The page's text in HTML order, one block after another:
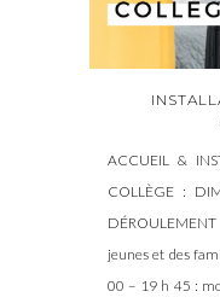
ACCUEIL &
COLLÈGE :
jeunes et des
00 – 19 h 45 :